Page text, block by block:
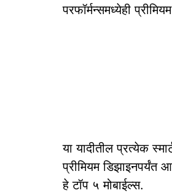
परफॉर्मन्समध्येही
या यादीतील प्रत्येक
प्रीमियम डिझाइनपर्यंत
हे टॉप ५ मोबाईल्स.